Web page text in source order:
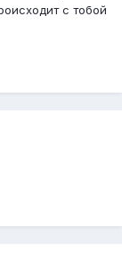
с тобой